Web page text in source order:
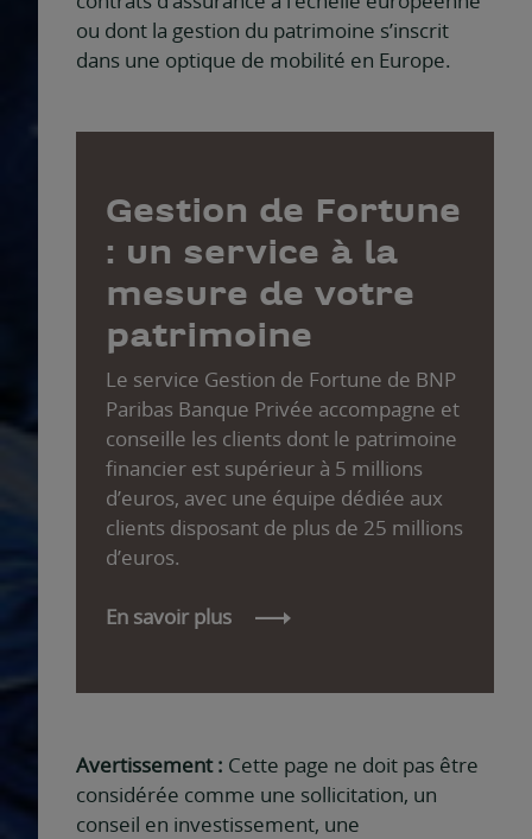
ou dont la gestion du patrimoine s’inscrit
dans une optique de mobilité en Europe.
Gestion de Fortune
: un service à la
mesure de votre
patrimoine
Le service Gestion de Fortune de BNP
Paribas Banque Privée accompagne et
conseille les clients dont le patrimoine
financier est supérieur à 5 millions
d’euros, avec une équipe dédiée aux
clients disposant de plus de 25 millions
d’euros.
En savoir plus
Avertissement : Cette page ne doit pas être
considérée comme une sollicitation, un
conseil en investissement, une